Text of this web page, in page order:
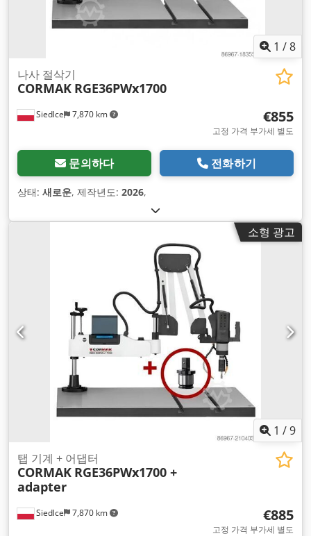
1 /8
Siedlce 7,870 km
나사 절삭기
CORMAK RGE36PWx1700
€855
고정 가격 부가세 별도
문의하다 전화하기
상태: 새로운, 제작년도: 2026,
소형 광고
1 /9
Siedlce 7,870 km
탭 기계 + 어댑터
CORMAK RGE36PWx1700 +
adapter
€885
고정 가격 부가세 별도